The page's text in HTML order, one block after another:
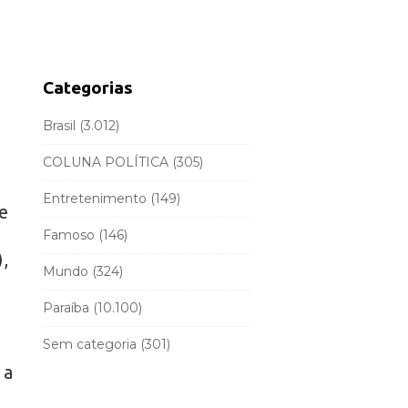
a
f
r
Categorias
Brasil (3.012)
COLUNA POLÍTICA (305)
Entretenimento (149)
Famoso (146)
Mundo (324)
Paraíba (10.100)
Sem categoria (301)